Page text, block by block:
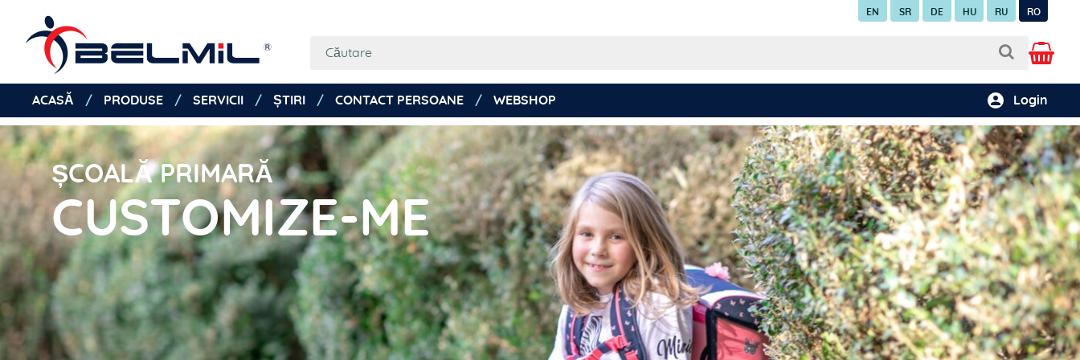
EN SR DE HU RU RO
ACASĂ PRODUSE SERVICII ȘTIRI CONTACT PERSOANE WEBSHOP Login
ȘCOALĂ PRIMARĂ
CUSTOMIZE-ME